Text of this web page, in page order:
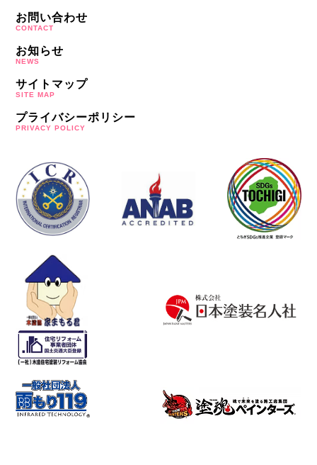
お問い合わせ
CONTACT
お知らせ
NEWS
サイトマップ
SITE MAP
プライバシーポリシー
PRIVACY POLICY